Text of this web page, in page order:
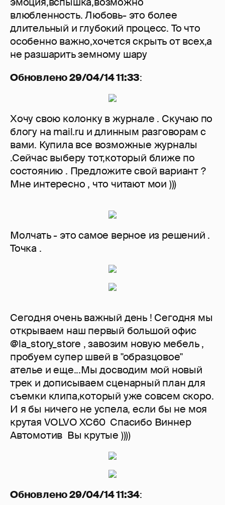
влюбленность. Любовь- это более
длительный и глубокий процесс. То что
особенно важно,хочется скрыть от всех,а
не разшарить земному шару
Обновлено 29/04/14 11:33:
Хочу свою колонку в журнале . Скучаю по
блогу на mail.ru и длинным разговорам с
вами. Купила все возможные журналы
.Сейчас выберу тот,который ближе по
состоянию . Предложите свой вариант ?
Мне интересно , что читают мои )))
Молчать - это самое верное из решений .
Точка .
Сегодня очень важный день ! Сегодня мы
открываем наш первый большой офис
@la_story_store , завозим новую мебель ,
пробуем супер швей в "образцовое"
ателье и еще...Мы досводим мой новый
трек и дописываем сценарный план для
съемки клипа,который уже совсем скоро.
И я бы ничего не успела, если бы не моя
крутая VOLVO XC60 Спасибо Виннер
Автомотив ️️️ Вы крутые ))))
Обновлено 29/04/14 11:34: